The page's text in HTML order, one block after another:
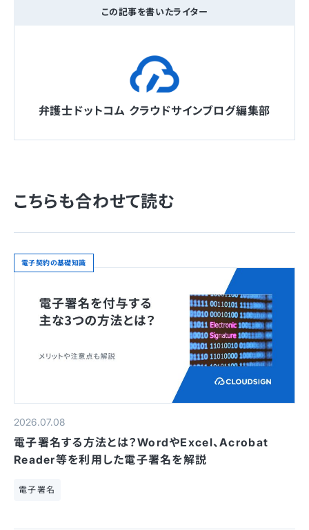
この記事を書いたライター
弁護士ドットコム クラウドサインブログ編集部
こちらも合わせて読む
電子契約の基礎知識
2026.07.08
電子署名する方法とは？WordやExcel、Acrobat
Reader等を利用した電子署名を解説
電子署名